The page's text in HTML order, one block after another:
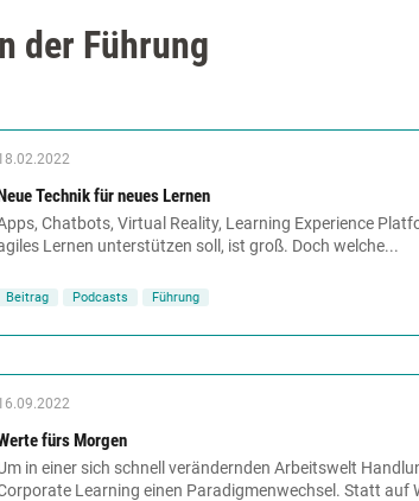
der Führung
Technik für neues Lernen
Chatbots, Virtual Reality, Learning Experience
Lernen unterstützen soll, ist groß. Doch welche...
Beitrag Podcasts Führung
fürs Morgen
in einer sich schnell verändernden Arbeitswelt
Learning einen Paradigmenwechsel. Statt auf